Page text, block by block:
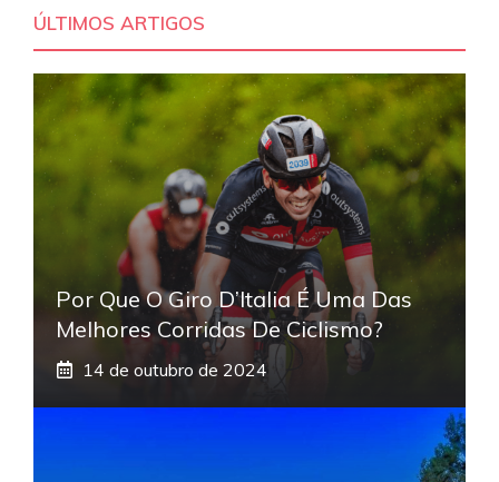
ÚLTIMOS ARTIGOS
Por Que O Giro D’Italia É Uma Das
Melhores Corridas De Ciclismo?
14 de outubro de 2024